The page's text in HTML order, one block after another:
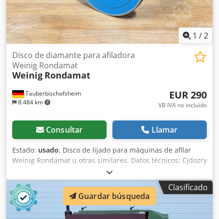
1 /2
Tauberbischofsheim
8.484 km
Disco de diamante para afiladora
Weinig Rondamat
Weinig Rondamat
EUR 290
VB IVA no incluído
Consultar Llamar
Estado: usado, Disco de lijado para máquinas de afilar
Weinig Rondamat u otras similares. Datos técnicos: Cjdozry
Ayopfx Acbjrf - N.º de fabricante: 920. Estado: Como nueva.
- Granulometría: D 126. - Diámetro: 150 mm.
Clasificado
Guardar búsqueda